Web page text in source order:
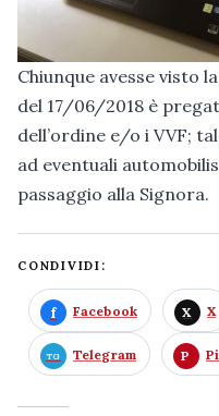
Chiunque avesse visto
del 17/06/2018 è
dell’ordine e/o i VVF;
ad eventuali
passaggio alla Signora.
CONDIVIDI:
Facebook X
Telegram